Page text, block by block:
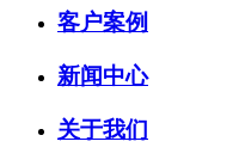
客户案例
新闻中心
关于我们